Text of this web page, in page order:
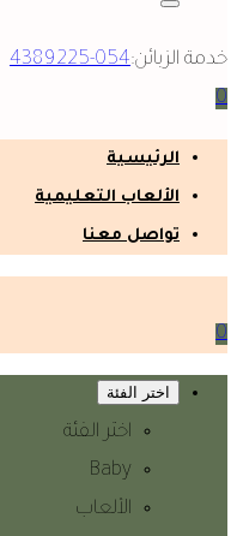
خدمة الزبائن:054-4389225
0
الرئيسية
الألعاب التعليمية
تواصل معنا
0
اختر الفئة
اختر الفئة
Baby
الألعاب